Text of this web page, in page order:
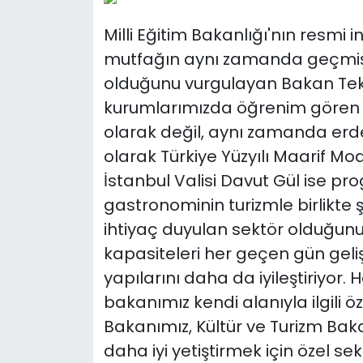
Milli Eğitim Bakanlığı'nın
mutfağın aynı zamanda
olduğunu vurgulayan Bakan
kurumlarımızda öğrenim
olarak değil, aynı zamanda
olarak Türkiye Yüzyılı Maarif
İstanbul Valisi Davut Gül ise
gastronominin turizmle birlikte
ihtiyaç duyulan sektör
kapasiteleri her geçen gün
yapılarını daha da iyileştiriyor.
bakanımız kendi alanıyla ilgili
Bakanımız, Kültür ve Turizm
daha iyi yetiştirmek için özel